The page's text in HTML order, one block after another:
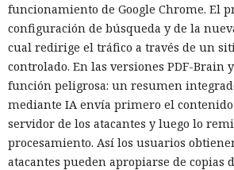
funcionamiento de Google Chrome. El
configuración de búsqueda y de la
cual redirige el tráfico a través de un
controlado. En las versiones PDF-Brain
función peligrosa: un resumen
mediante IA envía primero el
servidor de los atacantes y luego lo
procesamiento. Así los usuarios
atacantes pueden apropiarse de copias